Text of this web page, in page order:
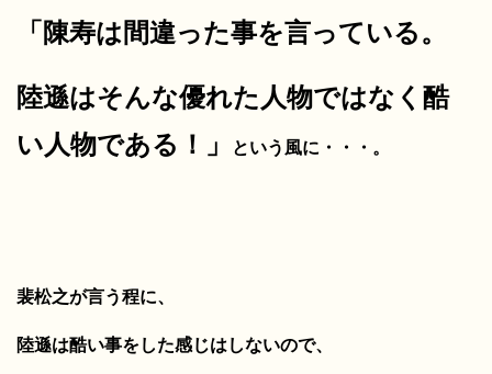
「陳寿は間違った事を言っている。
陸遜はそんな優れた人物ではなく 酷
い人物である！」
という風に・・・。
裴松之が言う程に、
陸遜は酷い事をした感じはしないので、